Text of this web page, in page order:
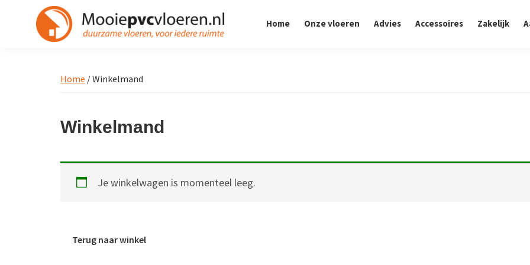
vloeren
Home Onze vloeren Advies Accessoires Zakelijk
Home / Winkelmand
Winkelmand
Je winkelwagen is momenteel leeg.
Terug naar winkel